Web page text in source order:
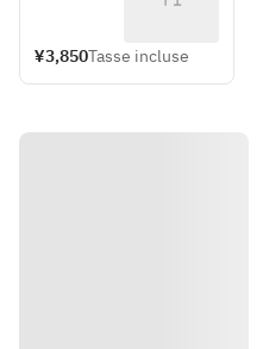
¥3,850Tasse incluse